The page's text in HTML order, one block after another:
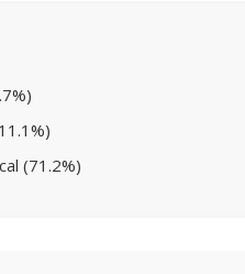
(71.2%)